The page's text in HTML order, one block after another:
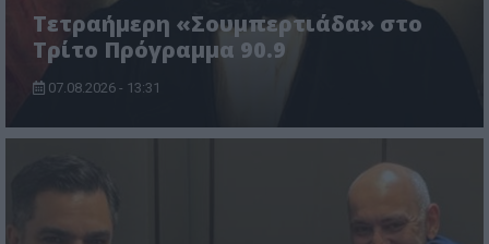
Τετραήμερη «Σουμπερτιάδα» στο
Τρίτο Πρόγραμμα 90.9
07.08.2026 - 13:31